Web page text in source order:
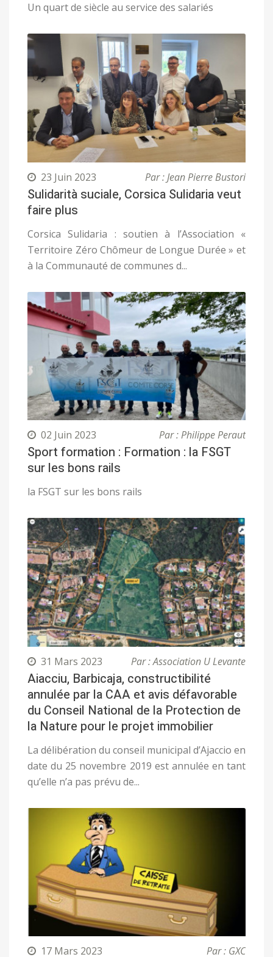
Un quart de siècle au service des salariés
23 Juin 2023 Par : Jean Pierre Bustori
Sulidarità suciale, Corsica Sulidaria veut
faire plus
Corsica Sulidaria : soutien à l’Association «
Territoire Zéro Chômeur de Longue Durée » et
à la Communauté de communes d...
02 Juin 2023 Par : Philippe Peraut
Sport formation : Formation : la FSGT
sur les bons rails
la FSGT sur les bons rails
31 Mars 2023 Par : Association U Levante
Aiacciu, Barbicaja, constructibilité
annulée par la CAA et avis défavorable
du Conseil National de la Protection de
la Nature pour le projet immobilier
La délibération du conseil municipal d’Ajaccio en
date du 25 novembre 2019 est annulée en tant
qu’elle n’a pas prévu de...
17 Mars 2023 Par : GXC